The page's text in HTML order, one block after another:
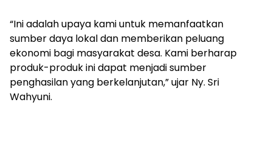
“Ini adalah upaya kami untuk memanfaatkan
sumber daya lokal dan memberikan peluang
ekonomi bagi masyarakat desa. Kami berharap
produk-produk ini dapat menjadi sumber
penghasilan yang berkelanjutan,” ujar Ny. Sri
Wahyuni.